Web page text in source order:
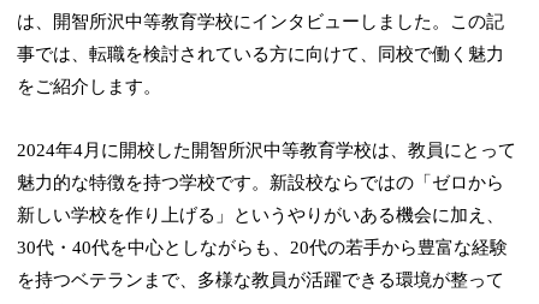
は、開智所沢中等教育学校にインタビューしました。この記
事では、転職を検討されている方に向けて、同校で働く魅力
をご紹介します。
2024年4月に開校した開智所沢中等教育学校は、教員にとって
魅力的な特徴を持つ学校です。新設校ならではの「ゼロから
新しい学校を作り上げる」というやりがいある機会に加え、
30代・40代を中心としながらも、20代の若手から豊富な経験
を持つベテランまで、多様な教員が活躍できる環境が整って